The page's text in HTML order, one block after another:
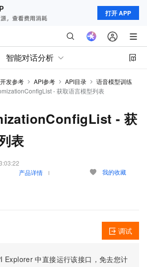
打开 APP
智能对话分析
开发参考 API参考 API目录
语音模型训练
- 获取语言模型列表
- 获
表
产品详情 我的收藏
Explorer 中直接运行该接口，免去您计
调试